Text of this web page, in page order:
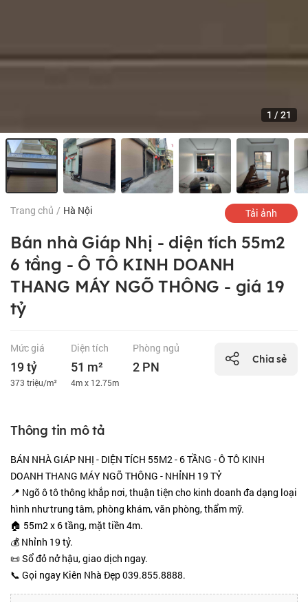
1 / 21
Trang chủ / Hà Nội Tải ảnh
Bán nhà Giáp Nhị - diện tích 55m2
6 tầng - Ô TÔ KINH DOANH
THANG MÁY NGÕ THÔNG - giá 19
tỷ
Mức giá
19 tỷ
373 triệu/m²
Diện tích
51 m²
4m x 12.75m
Phòng ngủ
2 PN
Chia sẻ
Thông tin mô tả
BÁN NHÀ GIÁP NHỊ - DIỆN TÍCH 55M2 - 6 TẦNG - Ô TÔ KINH
DOANH THANG MÁY NGÕ THÔNG - NHỈNH 19 TỶ
📍 Ngõ ô tô thông khắp nơi, thuận tiện cho kinh doanh đa dạng loại
hình như trung tâm, phòng khám, văn phòng, thẩm mỹ.
🏠 55m2 x 6 tầng, mặt tiền 4m.
💰 Nhỉnh 19 tỷ.
📜 Sổ đỏ nở hậu, giao dịch ngay.
📞 Gọi ngay Kiên Nhà Đẹp 039.855.8888.